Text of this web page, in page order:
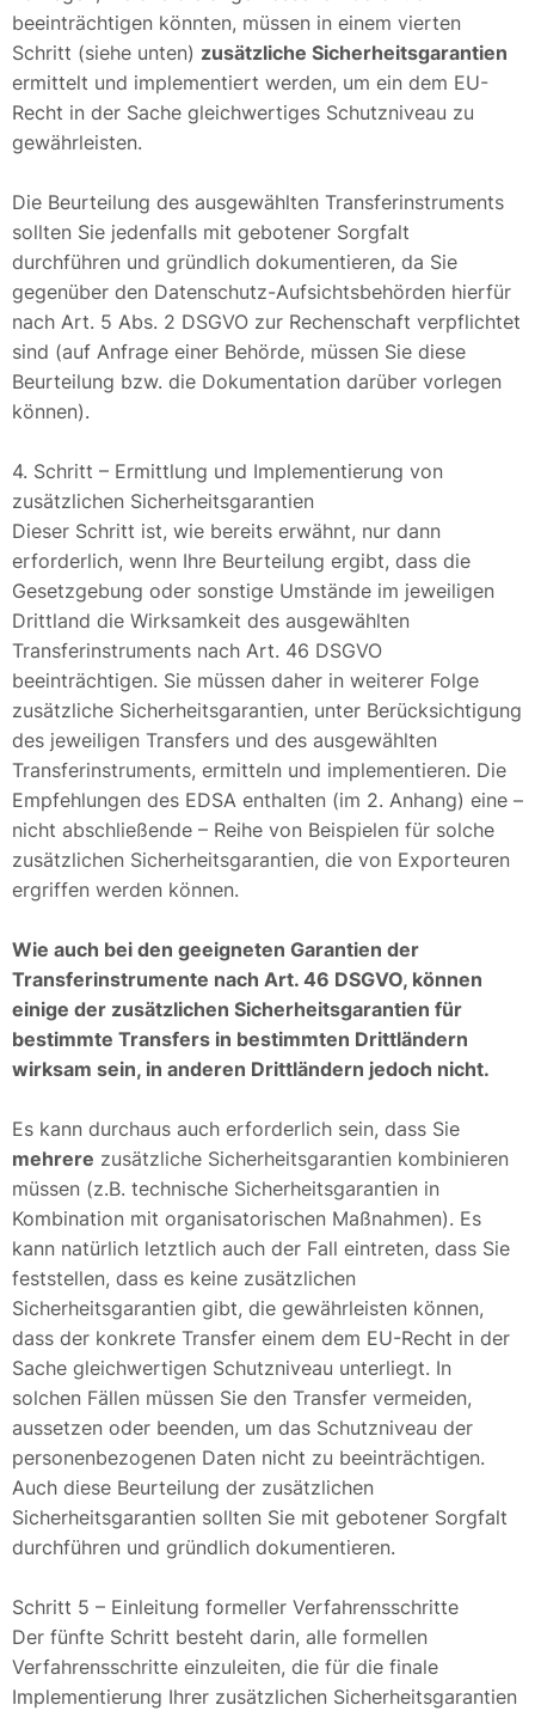
beeinträchtigen könnten, müssen in einem vierten
Schritt (siehe unten) zusätzliche Sicherheitsgarantien
ermittelt und implementiert werden, um ein dem EU-
Recht in der Sache gleichwertiges Schutzniveau zu
gewährleisten.
Die Beurteilung des ausgewählten Transferinstruments
sollten Sie jedenfalls mit gebotener Sorgfalt
durchführen und gründlich dokumentieren, da Sie
gegenüber den Datenschutz-Aufsichtsbehörden hierfür
nach Art. 5 Abs. 2 DSGVO zur Rechenschaft verpflichtet
sind (auf Anfrage einer Behörde, müssen Sie diese
Beurteilung bzw. die Dokumentation darüber vorlegen
können).
4. Schritt – Ermittlung und Implementierung von
zusätzlichen Sicherheitsgarantien
Dieser Schritt ist, wie bereits erwähnt, nur dann
erforderlich, wenn Ihre Beurteilung ergibt, dass die
Gesetzgebung oder sonstige Umstände im jeweiligen
Drittland die Wirksamkeit des ausgewählten
Transferinstruments nach Art. 46 DSGVO
beeinträchtigen. Sie müssen daher in weiterer Folge
zusätzliche Sicherheitsgarantien, unter Berücksichtigung
des jeweiligen Transfers und des ausgewählten
Transferinstruments, ermitteln und implementieren. Die
Empfehlungen des EDSA enthalten (im 2. Anhang) eine –
nicht abschließende – Reihe von Beispielen für solche
zusätzlichen Sicherheitsgarantien, die von Exporteuren
ergriffen werden können.
Wie auch bei den geeigneten Garantien der
Transferinstrumente nach Art. 46 DSGVO, können
einige der zusätzlichen Sicherheitsgarantien für
bestimmte Transfers in bestimmten Drittländern
wirksam sein, in anderen Drittländern jedoch nicht.
Es kann durchaus auch erforderlich sein, dass Sie
mehrere zusätzliche Sicherheitsgarantien kombinieren
müssen (z.B. technische Sicherheitsgarantien in
Kombination mit organisatorischen Maßnahmen). Es
kann natürlich letztlich auch der Fall eintreten, dass Sie
feststellen, dass es keine zusätzlichen
Sicherheitsgarantien gibt, die gewährleisten können,
dass der konkrete Transfer einem dem EU-Recht in der
Sache gleichwertigen Schutzniveau unterliegt. In
solchen Fällen müssen Sie den Transfer vermeiden,
aussetzen oder beenden, um das Schutzniveau der
personenbezogenen Daten nicht zu beeinträchtigen.
Auch diese Beurteilung der zusätzlichen
Sicherheitsgarantien sollten Sie mit gebotener Sorgfalt
durchführen und gründlich dokumentieren.
Schritt 5 – Einleitung formeller Verfahrensschritte
Der fünfte Schritt besteht darin, alle formellen
Verfahrensschritte einzuleiten, die für die finale
Implementierung Ihrer zusätzlichen Sicherheitsgarantien